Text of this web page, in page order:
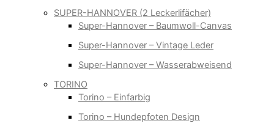
SUPER-HANNOVER (2 Leckerlifächer)
Super-Hannover – Baumwoll-Canvas
Super-Hannover – Vintage Leder
Super-Hannover – Wasserabweisend
TORINO
Torino – Einfarbig
Torino – Hundepfoten Design